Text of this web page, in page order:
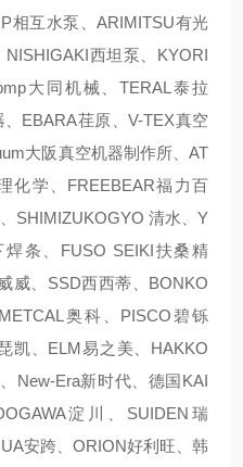
相互水泵、ARIMITSU有光
西坦泵、KYORI
大同机械、TERAL泰拉
EBARA荏原、V-TEX真空
大阪真空机器制作所、AT
化学、FREEBEAR福力百
SHIMIZUKOGYO 清水、Y
焊条、FUSO SEIKI扶桑精
威、SSD西西蒂、BONKO
奥科、PISCO碧铄
凯、ELM易之美、HAKKO
New-Era新时代、德国KAI
淀川、SUIDEN瑞
安跨、ORION好利旺、韩